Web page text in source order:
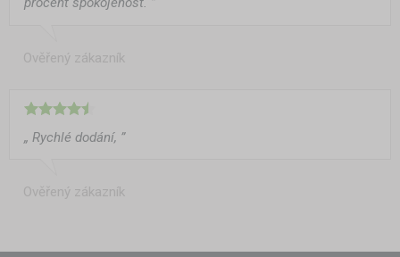
Ověřený zákazník
„ Rychlé dodání, ”
Ověřený zákazník